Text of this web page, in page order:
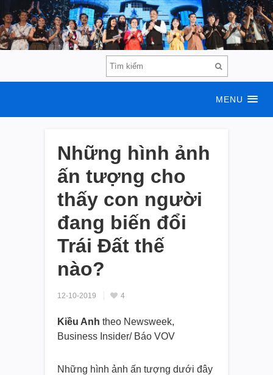
MENU
Những hình ảnh
ấn tượng cho
thấy con người
đang biến đổi
Trái Đất thế
nào?
12-10-2019 4
Kiều Anh theo Newsweek,
Business Insider/ Báo VOV
Những hình ảnh ấn tượng dưới đây